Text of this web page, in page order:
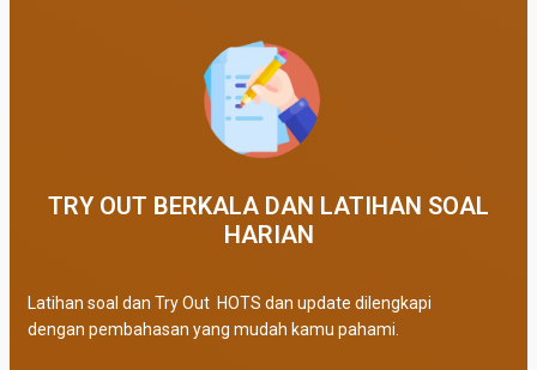
TRY OUT BERKALA DAN LATIHAN SOAL
HARIAN
Latihan soal dan Try Out HOTS dan update dilengkapi
dengan pembahasan yang mudah kamu pahami.